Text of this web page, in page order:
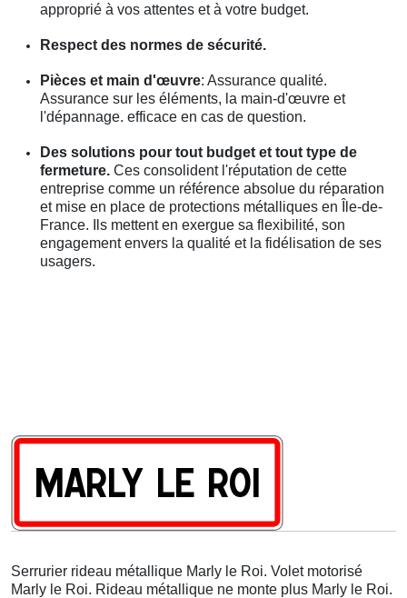
approprié à vos attentes et à votre budget.
Respect des normes de sécurité.
Pièces et main d'œuvre: Assurance qualité.
Assurance sur les éléments, la main-d'œuvre et
l'dépannage. efficace en cas de question.
Des solutions pour tout budget et tout type de
fermeture. Ces consolident l'réputation de cette
entreprise comme un référence absolue du réparation
et mise en place de protections métalliques en Île-de-
France. Ils mettent en exergue sa flexibilité, son
engagement envers la qualité et la fidélisation de ses
usagers.
Serrurier rideau métallique Marly le Roi. Volet motorisé
Marly le Roi. Rideau métallique ne monte plus Marly le Roi.